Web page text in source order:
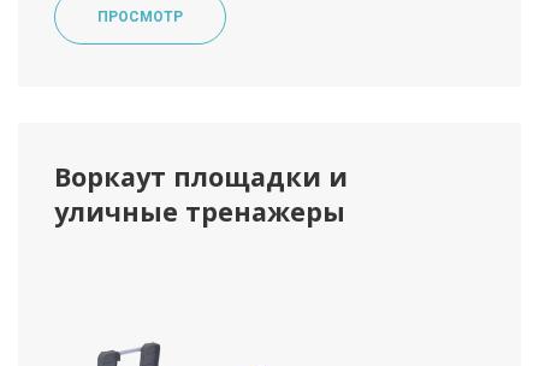
ПРОСМОТР
Воркаут площадки и
уличные тренажеры